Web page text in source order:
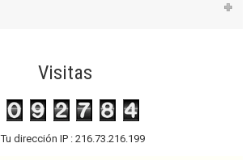
Visitas
Tu dirección IP : 216.73.216.199